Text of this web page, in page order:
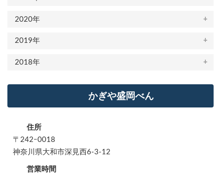
2020年
2019年
2018年
かぎや盛岡べん
住所
〒242ｰ0018
神奈川県大和市深見西6-3-12
営業時間